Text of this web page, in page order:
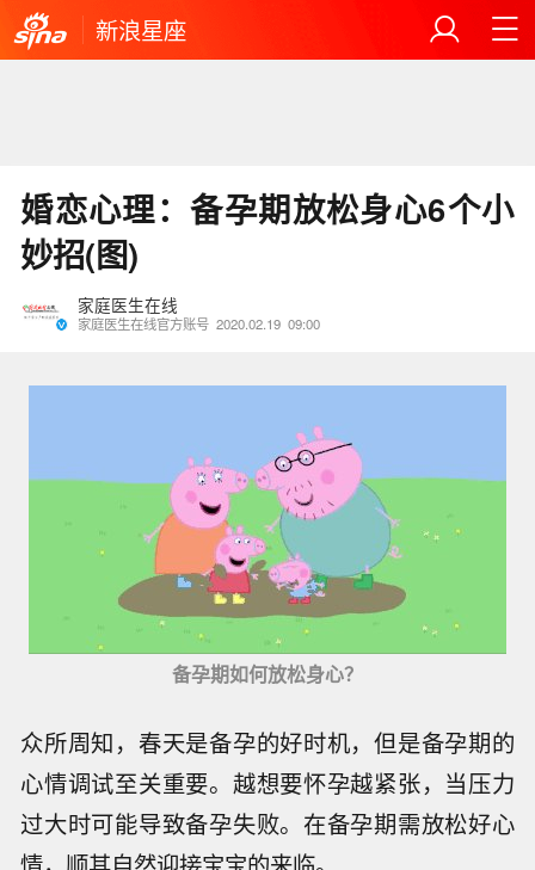
新浪星座
婚恋心理：备孕期放松身心6个小
妙招(图)
家庭医生在线
家庭医生在线官方账号 2020.02.19 09:00
备孕期如何放松身心？
众所周知，春天是备孕的好时机，但是备孕期的
心情调试至关重要。越想要怀孕越紧张，当压力
过大时可能导致备孕失败。在备孕期需放松好心